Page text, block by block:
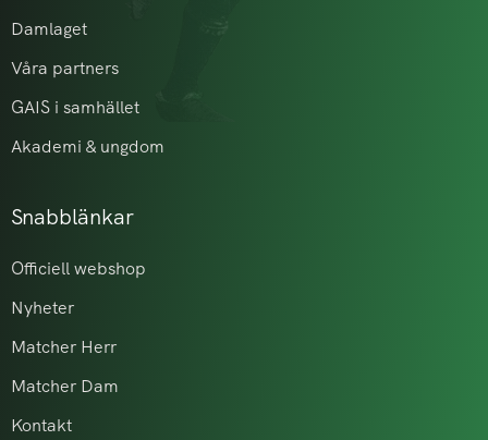
Damlaget
Våra partners
GAIS i samhället
Akademi & ungdom
Snabblänkar
Officiell webshop
Nyheter
Matcher Herr
Matcher Dam
Kontakt